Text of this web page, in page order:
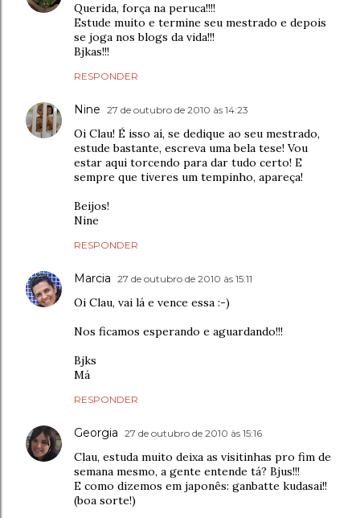
Querida, força na peruca!!!!
Estude muito e termine seu mestrado e depois
se joga nos blogs da vida!!!
Bjkas!!!
RESPONDER
Nine 27 de outubro de 2010 às 14:23
Oi Clau! É isso aí, se dedique ao seu mestrado,
estude bastante, escreva uma bela tese! Vou
estar aqui torcendo para dar tudo certo! E
sempre que tiveres um tempinho, apareça!
Beijos!
Nine
RESPONDER
Marcia 27 de outubro de 2010 às 15:11
Oi Clau, vai lá e vence essa :-)
Nos ficamos esperando e aguardando!!!
Bjks
Má
RESPONDER
Georgia 27 de outubro de 2010 às 15:16
Clau, estuda muito deixa as visitinhas pro fim de
semana mesmo, a gente entende tá? Bjus!!!
E como dizemos em japonês: ganbatte kudasai!!
(boa sorte!)